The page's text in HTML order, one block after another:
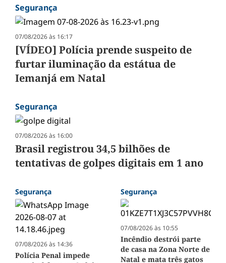
Segurança
07/08/2026 às 16:17
[VÍDEO] Polícia prende suspeito de
furtar iluminação da estátua de
Iemanjá em Natal
Segurança
07/08/2026 às 16:00
Brasil registrou 34,5 bilhões de
tentativas de golpes digitais em 1 ano
Segurança
07/08/2026 às 14:36
Polícia Penal impede
Segurança
07/08/2026 às 10:55
Incêndio destrói parte
de casa na Zona Norte de
Natal e mata três gatos